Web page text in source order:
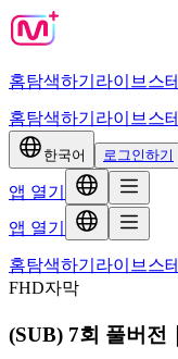
홈탐색하기 라이브 스
홈탐색하기 라이브 스
한국어 로그인하기
앱 열기
앱 열기
홈탐색하기 라이브 스
FHD자막
(SUB) 7회 풀버전